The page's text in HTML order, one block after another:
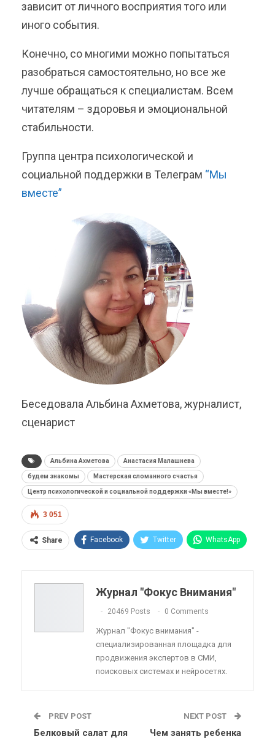
зависит от личного восприятия того или
иного события.
Конечно, со многими можно попытаться
разобраться самостоятельно, но все же
лучше обращаться к специалистам. Всем
читателям – здоровья и эмоциональной
стабильности.
Группа центра психологической и
социальной поддержки в Телеграм “Мы
вместе”
Беседовала Альбина Ахметова, журналист,
сценарист
Альбина Ахметова Анастасия Малашнева
будем знакомы Мастерская сломанного счастья
Центр психологической и социальной поддержки «Мы вместе!»
3 051
Share Facebook Twitter WhatsApp
Telegram VK Viber
Linkedin Tumblr
Журнал "Фокус Внимания"
20469 Posts 0 Comments
Журнал "Фокус внимания" -
специализированная площадка для
продвижения экспертов в СМИ,
поисковых системах и нейросетях.
PREV POST
Белковый салат для
NEXT POST
Чем занять ребенка